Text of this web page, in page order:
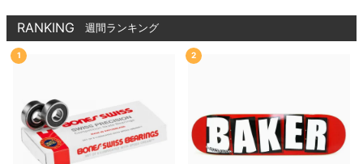
RANKING 週間ランキング
1 2